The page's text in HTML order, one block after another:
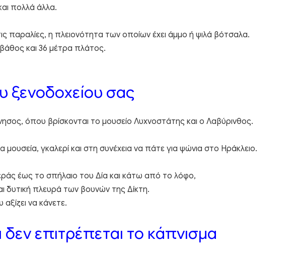
πολλά άλλα.
παραλίες, η πλειονότητα των οποίων έχει άμμο ή ψιλά βότσαλα.
και 36 μέτρα πλάτος.
ξενοδοχείου σας
όπου βρίσκονται το μουσείο Λυχνοστάτης και ο Λαβύρινθος.
μουσεία, γκαλερί και στη συνέχεια να πάτε για ψώνια στο Ηράκλειο.
έως το σπήλαιο του Δία και κάτω από το λόφο,
δυτική πλευρά των βουνών της Δίκτη.
να κάνετε.
επιτρέπεται το κάπνισμα